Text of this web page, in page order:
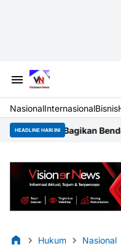
NasionalInternasionalBisnis
HEADLINE HARI INI
Bendera Merah Putih
Hukum Nasional